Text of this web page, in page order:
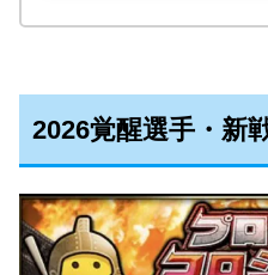
2026覚醒選手・新